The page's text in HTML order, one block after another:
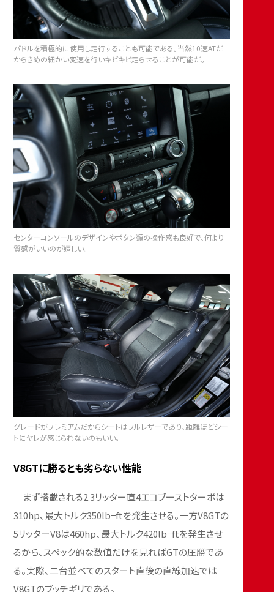
パドルを積極的に使用し走行することも可能である。当然10速ATだ
からきめの細かい変速を行いキビキビ走らせることが可能だ。
センターコンソールのデザインやボタン類の操作感も良好で、何より
質感がいいのが嬉しい。
グレードがプレミアムだからシートはフルレザーであり、距離ほどシー
トにヤレが感じられないのもいい。
V8GTに勝るとも劣らない性能
まず搭載される2.3リッター直4エコブーストターボは
310hp、最大トルク350lb−ftを発生させる。一方V8GTの
5リッターV8は460hp、最大トルク420lb−ftを発生させ
るから、スペック的な数値だけを見ればGTの圧勝であ
る。実際、二台並べてのスタート直後の直線加速では
V8GTのブッチギリである。